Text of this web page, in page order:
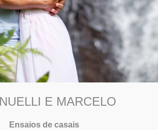
E MARCELO
Ensaios de casais